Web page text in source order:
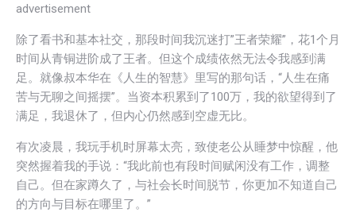
advertisement
除了看书和基本社交，那段时间我沉迷打”王者荣耀”，花1个月
时间从青铜进阶成了王者。但这个成绩依然无法令我感到满
足。就像叔本华在《人生的智慧》里写的那句话，“人生在痛
苦与无聊之间摇摆”。当资本积累到了100万，我的欲望得到了
满足，我退休了，但内心仍然感到空虚无比。
有次凌晨，我玩手机时屏幕太亮，致使老公从睡梦中惊醒，他
突然握着我的手说：“我此前也有段时间赋闲没有工作，调整
自己。但在家蹲久了，与社会长时间脱节，你更加不知道自己
的方向与目标在哪里了。”